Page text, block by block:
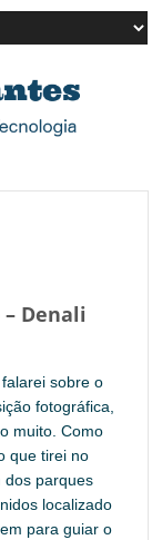
Denali
sobre o
fotográfica,
muito. Como
que tirei no
dos parques
localizado
para guiar o